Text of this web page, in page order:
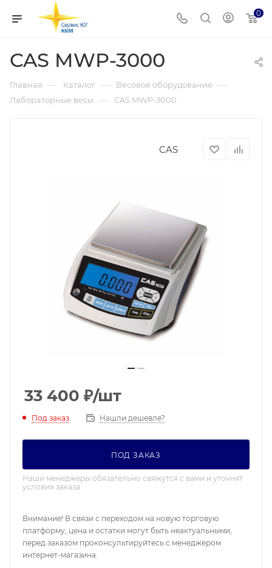
0
CAS MWP-3000
Главная — Каталог — Весовое оборудование —
Лабораторные весы — CAS MWP-3000
CAS
33 400 ₽/шт
Под заказ Нашли дешевле?
ПОД ЗАКАЗ
Наши менеджеры обязательно свяжутся с вами и уточнят
условия заказа
Внимание! В связи с переходом на новую торговую
платформу, цена и остатки могут быть неактуальными,
перед заказом проконсультируйтесь с менеджером
интернет-магазина.